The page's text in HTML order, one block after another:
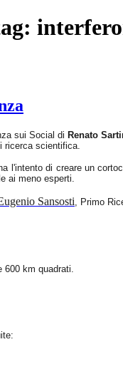
sui Social di Renato
ricerca scientifica.
l'intento di creare un
ai meno esperti.
Sansosti , Primo
600 km quadrati.